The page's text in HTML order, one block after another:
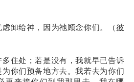
卸给神，因为祂顾念你们。（彼
住处；若是没有，我就早已告诉
你们预备地方去。我若去为你们